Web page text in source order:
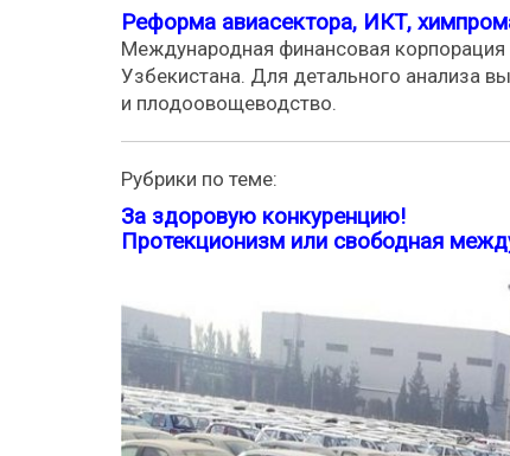
Реформа авиасектора, ИКТ,
Международная финансовая корпорация
Узбекистана. Для детального анализа
и плодоовощеводство.
Рубрики по теме:
За здоровую конкуренцию!
Протекционизм или свободная